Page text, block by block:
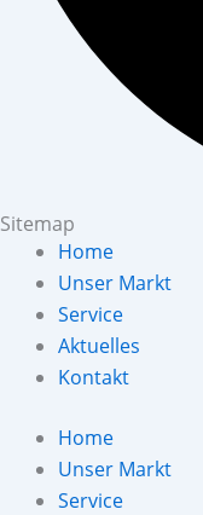
Sitemap
Home
Unser Markt
Service
Aktuelles
Kontakt
Home
Unser Markt
Service